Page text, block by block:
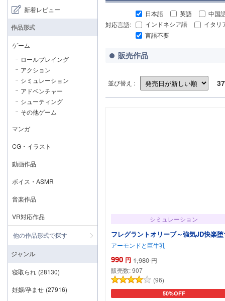
対応言語:
日本語 英語
中国
インドネシア語
イタリ
言語不要
販売作品
並び替え : 37
シミュレーション
フレグラントオリーブ～強気JD快楽
アーモンドと巨牛乳
990 円 1,980 円
販売数:907
(96)
50%OFF
カートに追加
新着レビュー
作品形式
ゲーム
ロールプレイング
アクション
シミュレーション
アドベンチャー
シューティング
その他ゲーム
マンガ
CG・イラスト
動画作品
ボイス・ASMR
音楽作品
VR対応作品
他の作品形式で探す
ジャンル
寝取られ (28130)
妊娠/孕ませ (27916)